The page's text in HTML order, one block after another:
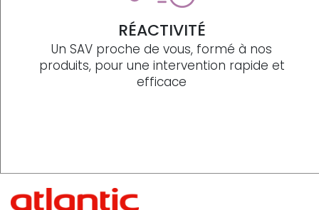
RÉACTIVITÉ
Un SAV proche de vous, formé à nos
produits, pour une intervention rapide et
efficace